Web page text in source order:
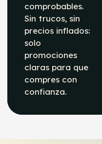
comprobables.
Sin trucos, sin
precios inflados:
solo
promociones
claras para que
compres con
confianza.